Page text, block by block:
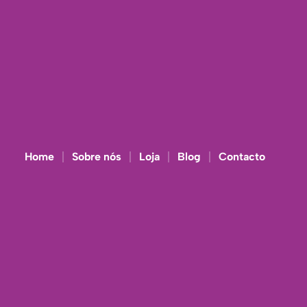
Home Sobre nós Loja Blog Contacto